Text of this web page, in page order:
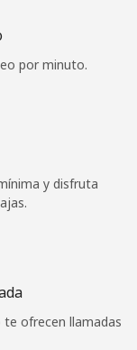
por minuto.
y disfruta
ofrecen llamadas